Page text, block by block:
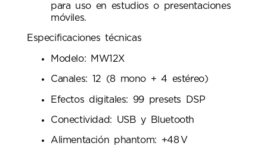
para uso en estudios o presentaciones
móviles.
Especificaciones técnicas
Modelo: MW12X
Canales: 12 (8 mono + 4 estéreo)
Efectos digitales: 99 presets DSP
Conectividad: USB y Bluetooth
Alimentación phantom: +48 V